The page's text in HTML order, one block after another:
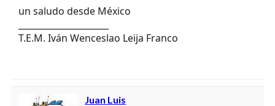
un saludo desde México
T.E.M. Iván Wenceslao Leija Franco
Juan Luis